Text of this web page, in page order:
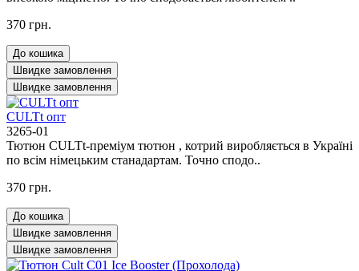
370 грн.
До кошика
Швидке замовлення
Швидке замовлення
CULTt опт
3265-01
Тютюн CULTt-преміум тютюн , котрий виробляється в Україні
по всім німецьким станадартам. Точно сподо..
370 грн.
До кошика
Швидке замовлення
Швидке замовлення